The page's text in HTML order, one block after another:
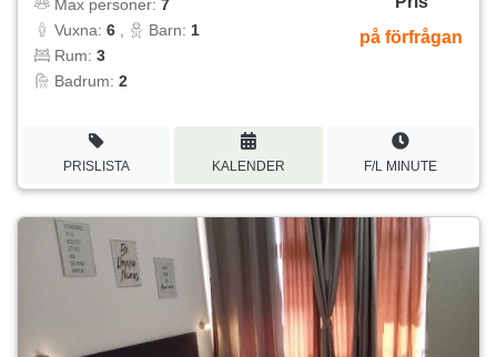
Max personer: 7
Vuxna: 6 Barn: 1
Rum: 3
Badrum: 2
på förfrågan
PRISLISTA KALENDER F/L MINUTE